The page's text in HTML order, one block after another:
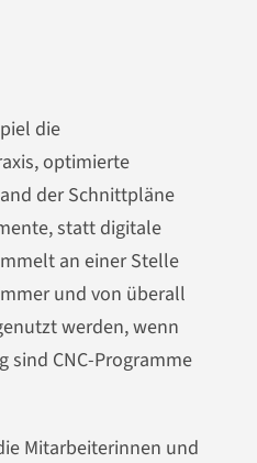
die
optimierte
der Schnittpläne
statt digitale
an einer Stelle
und von überall
werden, wenn
CNC-Programme
Mitarbeiterinnen und